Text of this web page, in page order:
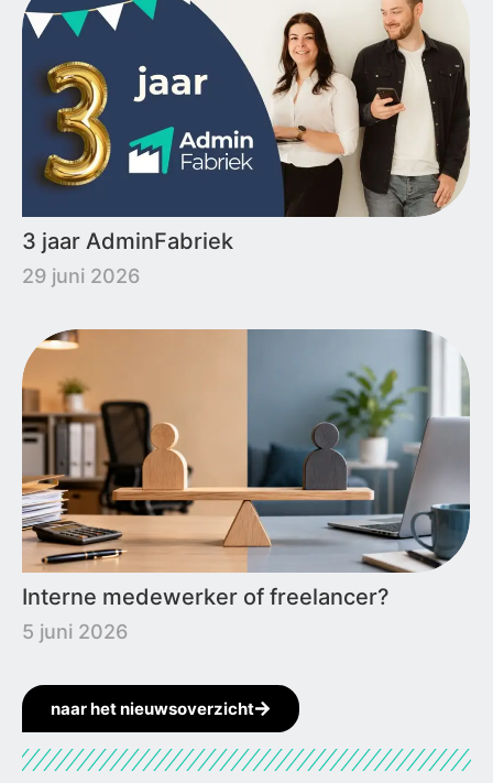
3 jaar AdminFabriek
29 juni 2026
Interne medewerker of freelancer?
5 juni 2026
naar het nieuwsoverzicht